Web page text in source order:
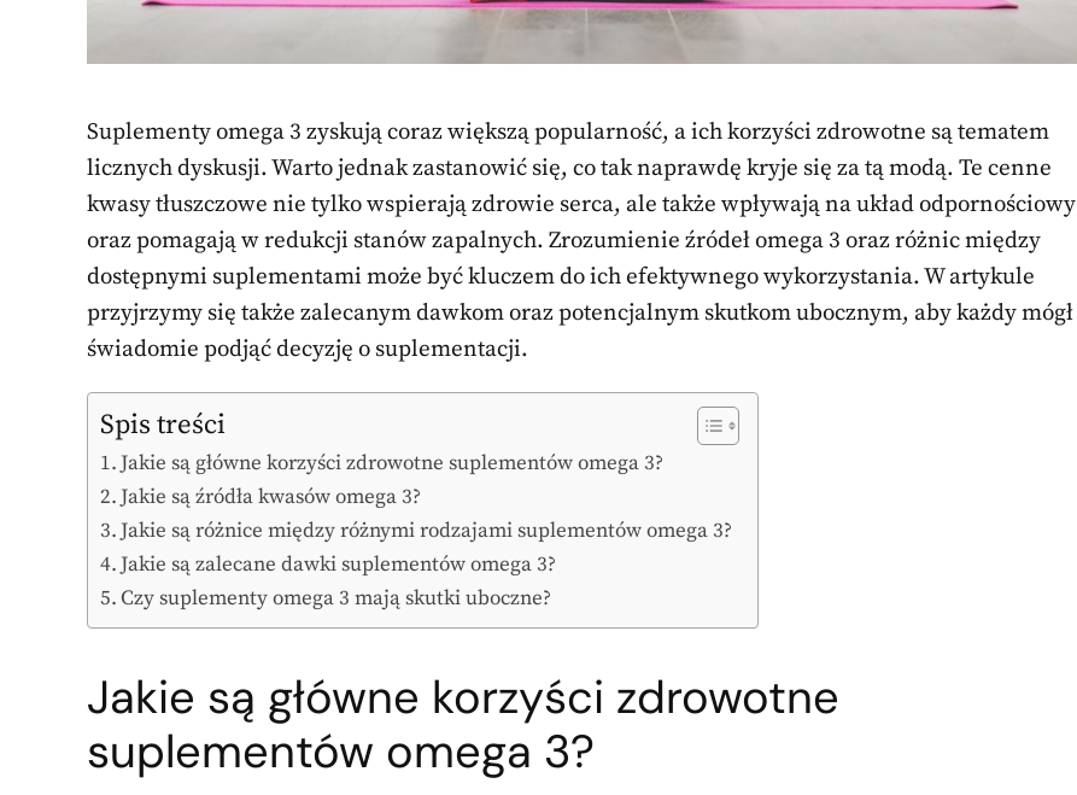
Suplementy omega 3 zyskują coraz większą popularność, a ich korzyści zdrowotne są tematem
licznych dyskusji. Warto jednak zastanowić się, co tak naprawdę kryje się za tą modą. Te cenne
kwasy tłuszczowe nie tylko wspierają zdrowie serca, ale także wpływają na układ odpornościowy
oraz pomagają w redukcji stanów zapalnych. Zrozumienie źródeł omega 3 oraz różnic między
dostępnymi suplementami może być kluczem do ich efektywnego wykorzystania. W artykule
przyjrzymy się także zalecanym dawkom oraz potencjalnym skutkom ubocznym, aby każdy mógł
świadomie podjąć decyzję o suplementacji.
Spis treści
Jakie są główne korzyści zdrowotne suplementów omega 3?
Jakie są źródła kwasów omega 3?
Jakie są różnice między różnymi rodzajami suplementów omega 3?
Jakie są zalecane dawki suplementów omega 3?
Czy suplementy omega 3 mają skutki uboczne?
Jakie są główne korzyści zdrowotne
suplementów omega 3?